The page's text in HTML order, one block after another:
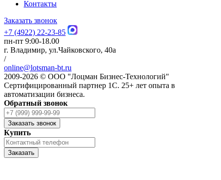
Контакты
Заказать звонок
+7 (4922) 22-23-85
пн-пт 9:00-18.00
г. Владимир, ул.Чайковского, 40а
/
online@lotsman-bt.ru
2009-2026 © ООО "Лоцман Бизнес-Технологий"
Сертифицированный партнер 1С. 25+ лет опыта в
автоматизации бизнеса.
Обратный звонок
Заказать звонок
Купить